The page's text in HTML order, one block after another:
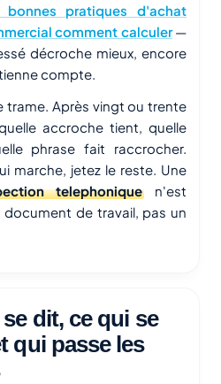
bonnes pratiques d'achat
comment calculer—
décroche mieux, encore
compte.
trame. Après vingt ou trente
accroche tient, quelle
phrase fait raccrocher.
marche, jetez le reste. Une
telephoniquen'est
de travail, pas un
dit, ce qui se
qui passe les